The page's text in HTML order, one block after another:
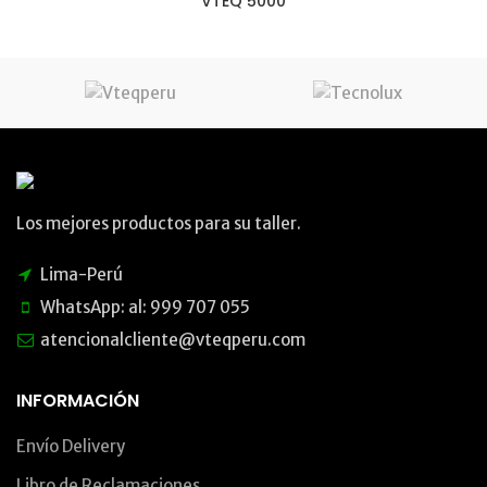
Los mejores productos para su taller.
Lima-Perú
WhatsApp: al: 999 707 055
atencionalcliente@vteqperu.com
INFORMACIÓN
Envío Delivery